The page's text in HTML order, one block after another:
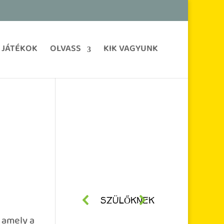
JÁTÉKOK OLVASS KIK VAGYUNK
SZÜLŐKNEK